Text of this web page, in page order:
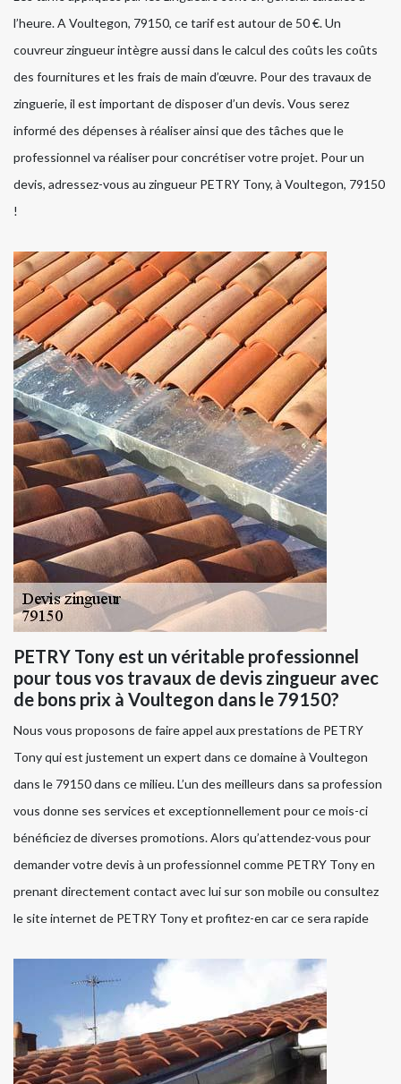
l’heure. A Voultegon, 79150, ce tarif est autour de 50 €. Un
couvreur zingueur intègre aussi dans le calcul des coûts les coûts
des fournitures et les frais de main d’œuvre. Pour des travaux de
zinguerie, il est important de disposer d’un devis. Vous serez
informé des dépenses à réaliser ainsi que des tâches que le
professionnel va réaliser pour concrétiser votre projet. Pour un
devis, adressez-vous au zingueur PETRY Tony, à Voultegon, 79150
!
PETRY Tony est un véritable professionnel
pour tous vos travaux de devis zingueur avec
de bons prix à Voultegon dans le 79150?
Nous vous proposons de faire appel aux prestations de PETRY
Tony qui est justement un expert dans ce domaine à Voultegon
dans le 79150 dans ce milieu. L’un des meilleurs dans sa profession
vous donne ses services et exceptionnellement pour ce mois-ci
bénéficiez de diverses promotions. Alors qu’attendez-vous pour
demander votre devis à un professionnel comme PETRY Tony en
prenant directement contact avec lui sur son mobile ou consultez
le site internet de PETRY Tony et profitez-en car ce sera rapide